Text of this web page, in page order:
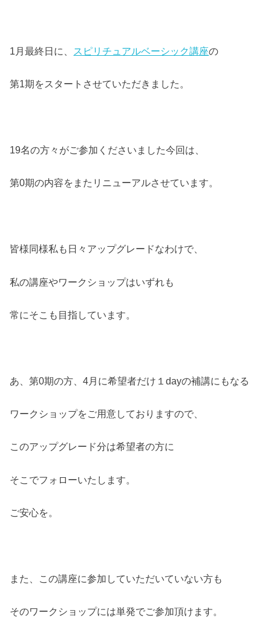
1月最終日に、 スピリチュアルベーシック講座の
第1期をスタートさせていただきました。
19名の方々がご参加くださいました今回は、
第0期の内容をまたリニューアルさせています。
皆様同様私も日々アップグレードなわけで、
私の講座やワークショップはいずれも
常にそこも目指しています。
あ、第0期の方、4月に希望者だけ１dayの補講にもなる
ワークショップをご用意しておりますので、
このアップグレード分は希望者の方に
そこでフォローいたします。
ご安心を。
また、この講座に参加していただいていない方も
そのワークショップには単発でご参加頂けます。